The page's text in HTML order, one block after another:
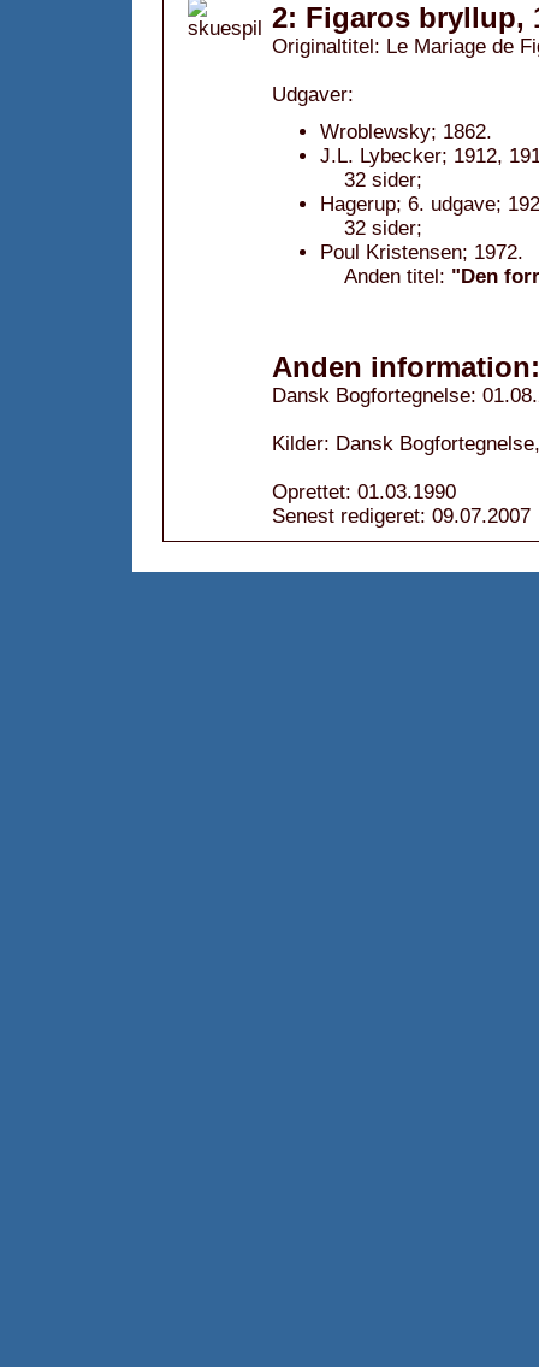
2: Figaros bryllup,
Originaltitel: Le Mariage de
Udgaver:
Wroblewsky; 1862.
J.L. Lybecker; 1912,
32 sider;
Hagerup; 6. udgave;
32 sider;
Poul Kristensen; 1972.
Anden titel: "Den
Anden information:
Dansk Bogfortegnelse:
Kilder: Dansk
Oprettet: 01.03.1990
Senest redigeret: 09.07.2007